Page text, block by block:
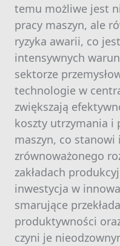
temu możliwe jest
pracy maszyn, ale
ryzyka awarii, co
intensywnych
sektorze
technologie w
zwiększają
koszty utrzymania i
maszyn, co
zrównoważonego
zakładach
inwestycja w
smarujące
produktywności
czyni je